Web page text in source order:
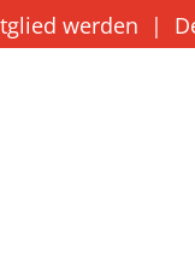
werden |